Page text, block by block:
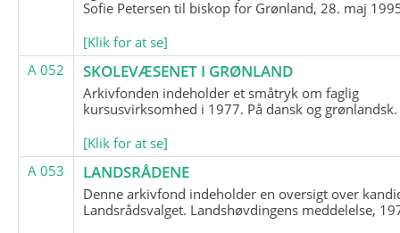
Sofie Petersen til biskop for Grønland, 28. maj
[Klik for at se]
A 052
SKOLEVÆSENET I GRØNLAND
Arkivfonden indeholder et småtryk om faglig
kursusvirksomhed i 1977. På dansk og grønlandsk.
[Klik for at se]
A 053
LANDSRÅDENE
Denne arkivfond indeholder en oversigt over
Landsrådsvalget. Landshøvdingens meddelelse,